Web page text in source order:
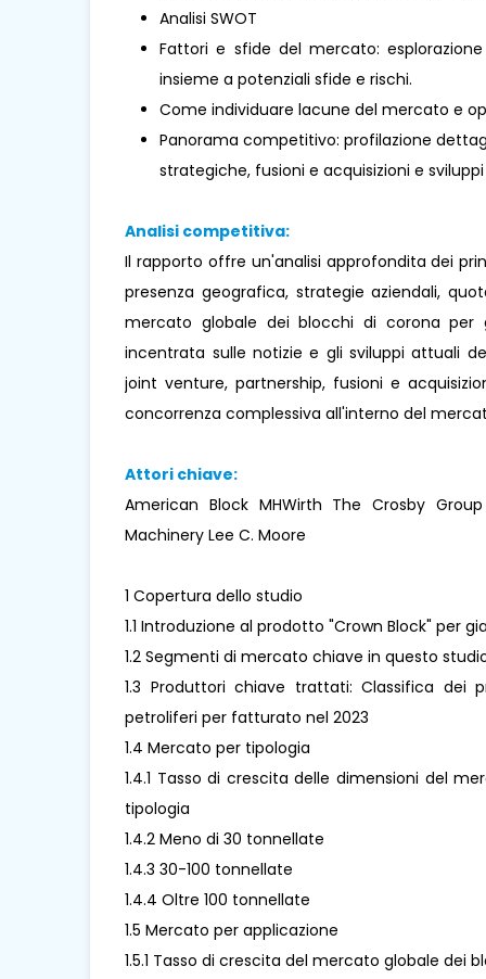
Analisi SWOT
Fattori e sfide del mercato:
insieme a potenziali sfide e rischi.
Come individuare lacune del mercato e
Panorama competitivo: profilazione
strategiche, fusioni e acquisizioni e
Analisi competitiva:
Il rapporto offre un'analisi approfondita dei
presenza geografica, strategie aziendali,
mercato globale dei blocchi di corona per
incentrata sulle notizie e gli sviluppi attuali
joint venture, partnership, fusioni e
concorrenza complessiva all'interno del
Attori chiave:
American Block MHWirth The Crosby
Machinery Lee C. Moore
1 Copertura dello studio
1.1 Introduzione al prodotto "Crown Block" per
1.2 Segmenti di mercato chiave in questo
1.3 Produttori chiave trattati: Classifica dei
petroliferi per fatturato nel 2023
1.4 Mercato per tipologia
1.4.1 Tasso di crescita delle dimensioni del
tipologia
1.4.2 Meno di 30 tonnellate
1.4.3 30-100 tonnellate
1.4.4 Oltre 100 tonnellate
1.5 Mercato per applicazione
1.5.1 Tasso di crescita del mercato globale